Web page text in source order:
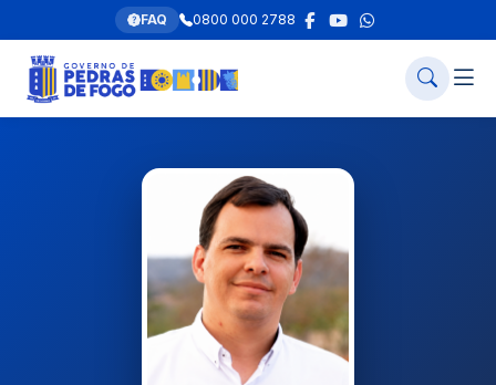
FAQ 0800 000 2788